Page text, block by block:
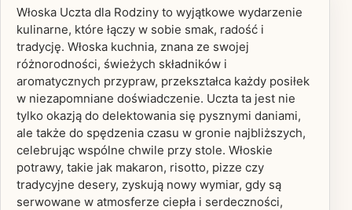
Włoska Uczta dla Rodziny to wyjątkowe wydarzenie
kulinarne, które łączy w sobie smak, radość i
tradycję. Włoska kuchnia, znana ze swojej
różnorodności, świeżych składników i
aromatycznych przypraw, przekształca każdy posiłek
w niezapomniane doświadczenie. Uczta ta jest nie
tylko okazją do delektowania się pysznymi daniami,
ale także do spędzenia czasu w gronie najbliższych,
celebrując wspólne chwile przy stole. Włoskie
potrawy, takie jak makaron, risotto, pizze czy
tradycyjne desery, zyskują nowy wymiar, gdy są
serwowane w atmosferze ciepła i serdeczności,